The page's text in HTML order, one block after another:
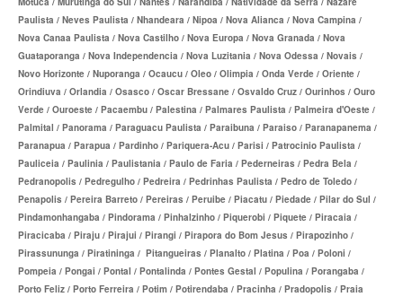
BIOVIDA PLANO DE SAÚDE FAMILIAR
CUIDAR ME PLANO DE SAÚDE FAMILIAR
GNDI PLANO DE SAÚDE FAMILIAR
GARANTIA GS PLANO DE SAÚDE FAMILIAR
INTERCLINICAS PLANO DE SAÚDE FAMILIAR
KIPP PLANO DE SAÚDE FAMILIAR
Paulista / Neves Paulista / Nhandeara / Nipoa / Nova Alianca / Nova Campina /
Nova Canaa Paulista / Nova Castilho / Nova Europa / Nova Granada / Nova
Guataporanga / Nova Independencia / Nova Luzitania / Nova Odessa / Novais /
Novo Horizonte / Nuporanga / Ocaucu / Oleo / Olimpia / Onda Verde / Oriente /
Orindiuva / Orlandia / Osasco / Oscar Bressane / Osvaldo Cruz / Ourinhos / Ouro
Verde / Ouroeste / Pacaembu / Palestina / Palmares Paulista / Palmeira d'Oeste /
Palmital / Panorama / Paraguacu Paulista / Paraibuna / Paraiso / Paranapanema /
Paranapua / Parapua / Pardinho / Pariquera-Acu / Parisi / Patrocinio Paulista /
Pauliceia / Paulinia / Paulistania / Paulo de Faria / Pederneiras / Pedra Bela /
Pedranopolis / Pedregulho / Pedreira / Pedrinhas Paulista / Pedro de Toledo /
Penapolis / Pereira Barreto / Pereiras / Peruibe / Piacatu / Piedade / Pilar do Sul /
Pindamonhangaba / Pindorama / Pinhalzinho / Piquerobi / Piquete / Piracaia /
Piracicaba / Piraju / Pirajui / Pirangi / Pirapora do Bom Jesus / Pirapozinho /
Pirassununga / Piratininga / Pitangueiras / Planalto / Platina / Poa / Poloni /
Pompeia / Pongai / Pontal / Pontalinda / Pontes Gestal / Populina / Porangaba /
Porto Feliz / Porto Ferreira / Potim / Potirendaba / Pracinha / Pradopolis / Praia